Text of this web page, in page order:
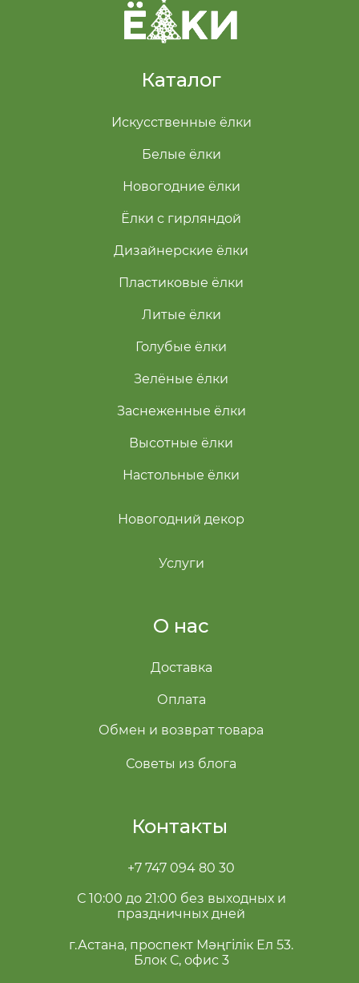
О нас
Каталог
Контакты
Искусственные ёлки
Белые ёлки
Голубые ёлки
Зелёные ёлки
Доставка
Оплата
Обмен и возврат товара
Заснеженные ёлки
+7 747 094 80 30
С 10:00 до 21:00 без выходных и
праздничных дней
Советы из блога
г.Астана, проспект Мәңгілік Ел 53.
Блок С, офис 3
Новогодние ёлки
Ёлки с гирляндой
Дизайнерские ёлки
Пластиковые ёлки
Литые ёлки
Высотные ёлки
Настольные ёлки
Услуги
Новогодний декор